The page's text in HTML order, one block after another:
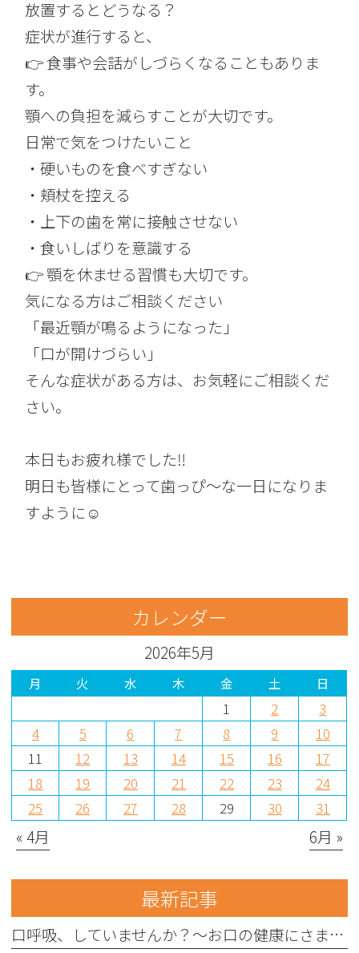
放置するとどうなる？
症状が進行すると、
👉 食事や会話がしづらくなることもありま
す。
顎への負担を減らすことが大切です。
日常で気をつけたいこと
・硬いものを食べすぎない
・頬杖を控える
・上下の歯を常に接触させない
・食いしばりを意識する
👉 顎を休ませる習慣も大切です。
気になる方はご相談ください
「最近顎が鳴るようになった」
「口が開けづらい」
そんな症状がある方は、お気軽にご相談くだ
さい。
本日もお疲れ様でした‼︎
明日も皆様にとって歯っぴ〜な一日になりま
すように☺︎
カレンダー
2026年5月
月 火 水 木 金 土 日
1 2
3
4
5 6 7 8 9
10
11
12 13 14 15 16
17
18
19 20 21 22 23
24
25
26 27 28 29 30 31
« 4月 6月 »
最新記事
口呼吸、していませんか？〜お口の健康にさまざまな影響を与えることがあります〜